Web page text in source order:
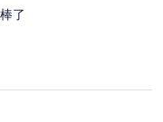
了